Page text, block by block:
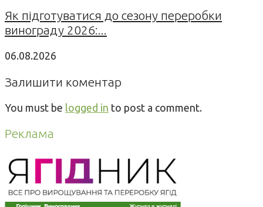
Як підготуватися до сезону переробки
винограду 2026:...
06.08.2026
Залишити коментар
You must be logged in to post a comment.
Реклама